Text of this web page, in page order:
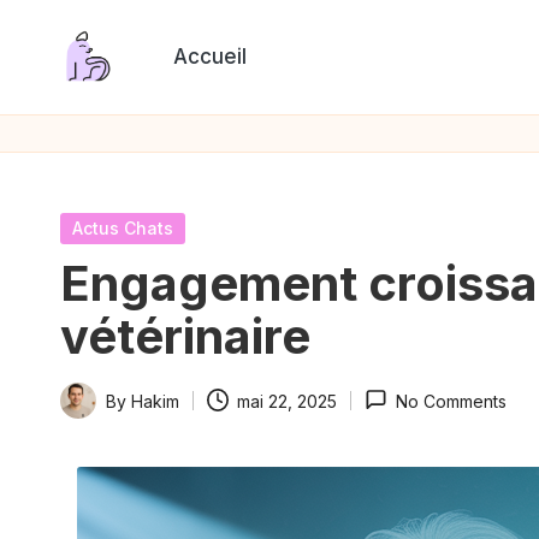
P
a
s
s
i
o
n
C
Accueil
Posted
Actus Chats
Engagement
vétérinaire
Posted
By Hakim mai 22, 2025 No Comments